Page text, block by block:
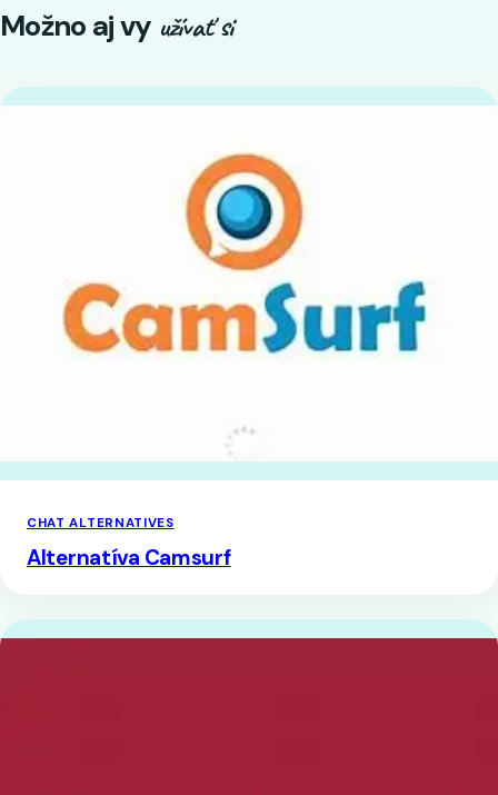
Možno aj vy užívať si
CHAT ALTERNATIVES
Alternatíva Camsurf